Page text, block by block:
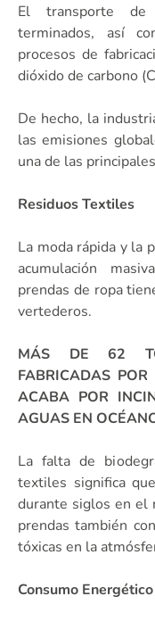
El transporte de
terminados, así
procesos de
dióxido de carbono
De hecho, la
las emisiones
una de las
Residuos Textiles
La moda rápida y la
acumulación
prendas de ropa
vertederos.
MÁS DE 62
FABRICADAS
ACABA POR
AGUAS EN
La falta de
textiles significa
durante siglos en el
prendas también
tóxicas en la
Consumo Energético